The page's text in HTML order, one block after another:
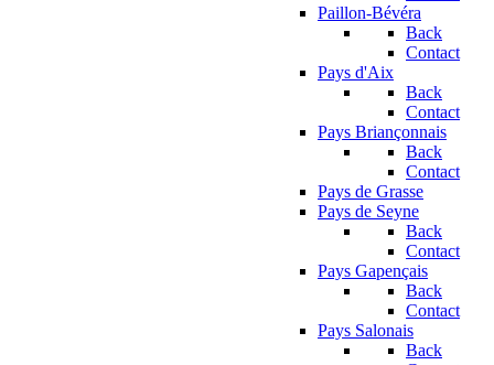
Paillon-Bévéra
Back
Contact
Pays d'Aix
Back
Contact
Pays Briançonnais
Back
Contact
Pays de Grasse
Pays de Seyne
Back
Contact
Pays Gapençais
Back
Contact
Pays Salonais
Back